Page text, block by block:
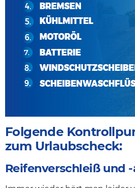
Folgende
zum Urlaubscheck:
Reifenverschleiß und